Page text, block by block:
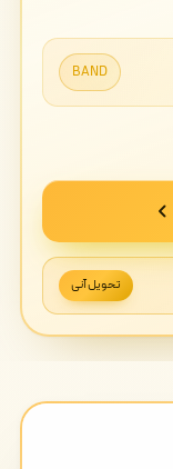
BAND
تحویل آنی